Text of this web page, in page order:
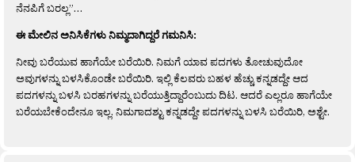
ನೆನಪಿಗೆ ಬರಲ್ಲ”…
ಈ ಮೇಲಿನ ಅನಿಸಿಕೆಗಳು ನಿಮ್ಮದಾಗಿದ್ದರೆ ಗಮನಿಸಿ:
ನೀವು ಬರೆಯುವ ಹಾಗೆಯೇ ಬರೆಯಿರಿ. ನಿಮಗೆ ಯಾವ ಪದಗಳು ತೋಚುವುದೋ
ಅವುಗಳನ್ನು ಬಳಸಿಕೊಂಡೇ ಬರೆಯಿರಿ. ಇಲ್ಲಿ ಕೆಲವರು ಬಹಳ ಹೆಚ್ಚು ಕನ್ನಡದ್ದೇ ಆದ
ಪದಗಳನ್ನು ಬಳಸಿ ಬರಹಗಳನ್ನು ಬರೆಯುತ್ತಿದ್ದಾರೆಂಬುದು ದಿಟ. ಆದರೆ ಎಲ್ಲರೂ ಹಾಗೆಯೇ
ಬರೆಯಬೇಕೆಂದೇನೂ ಇಲ್ಲ. ನಿಮಗಾದಶ್ಟು ಕನ್ನಡದ್ದೇ ಪದಗಳನ್ನು ಬಳಸಿ ಬರೆಯಿರಿ, ಅಶ್ಟೇ.